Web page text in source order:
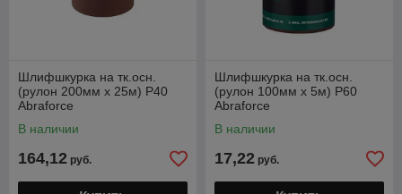
Шлифшкурка на тк.осн.
(рулон 200мм х 25м) Р40
Abraforce
В наличии
164,12 руб.
Шлифшкурка на тк.осн.
(рулон 100мм х 5м) Р60
Abraforce
В наличии
17,22 руб.